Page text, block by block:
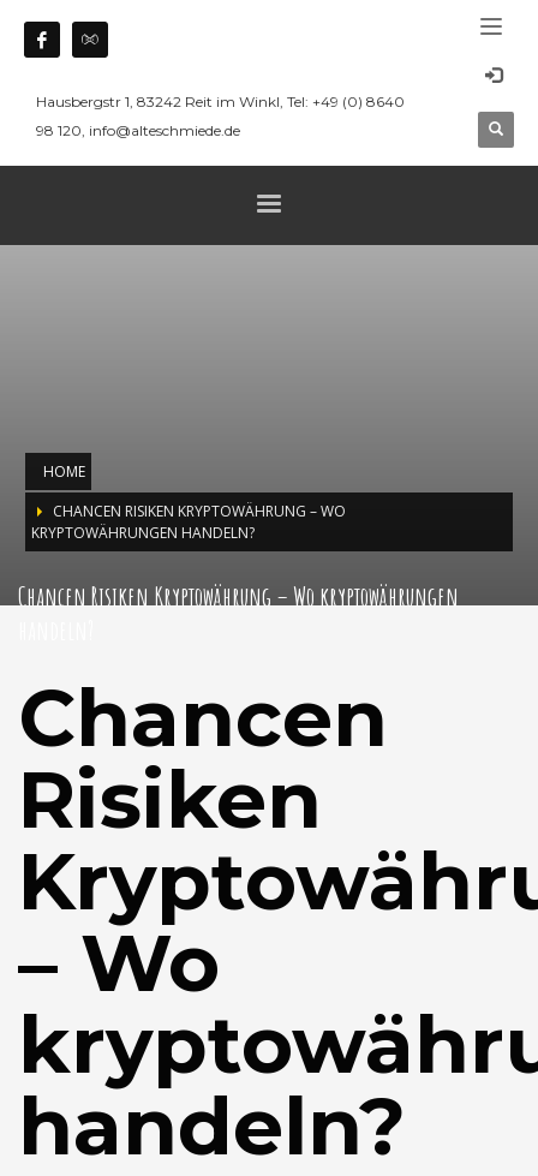
Hausbergstr 1, 83242 Reit im Winkl, Tel: +49 (0) 8640
98 120, info@alteschmiede.de
HOME
CHANCEN RISIKEN KRYPTOWÄHRUNG – WO
KRYPTOWÄHRUNGEN HANDELN?
Chancen Risiken Kryptowährung – Wo kryptowährungen
Chancen
Risiken
– Wo
handeln?